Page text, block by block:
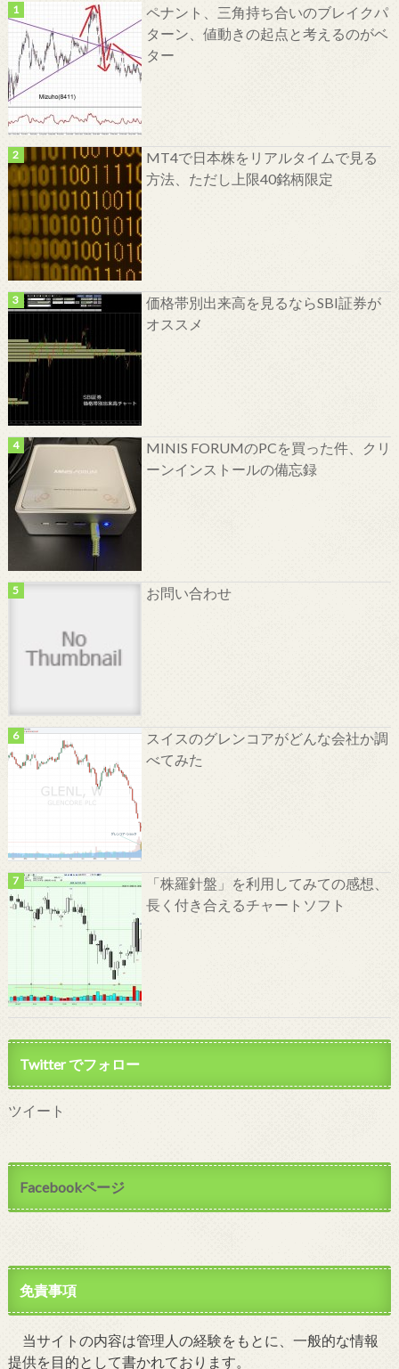
ペナント、三角持ち合いのブレイクパ
ターン、値動きの起点と考えるのがベ
ター
MT4で日本株をリアルタイムで見る
方法、ただし上限40銘柄限定
価格帯別出来高を見るならSBI証券が
オススメ
MINIS FORUMのPCを買った件、クリ
ーンインストールの備忘録
お問い合わせ
スイスのグレンコアがどんな会社か調
べてみた
「株羅針盤」を利用してみての感想、
長く付き合えるチャートソフト
Twitter でフォロー
ツイート
Facebookページ
免責事項
当サイトの内容は管理人の経験をもとに、一般的な情報
提供を目的として書かれております。